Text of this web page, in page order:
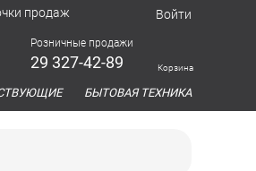
продаж Войти
Розничные продажи
29 327-42-89 Корзина
БЫТОВАЯ ТЕХНИКА